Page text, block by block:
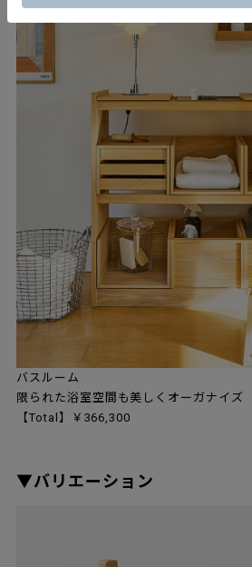
バスルーム
限られた浴室空間も美しくオーガナイズ
【Total】￥366,300
▼バリエーション